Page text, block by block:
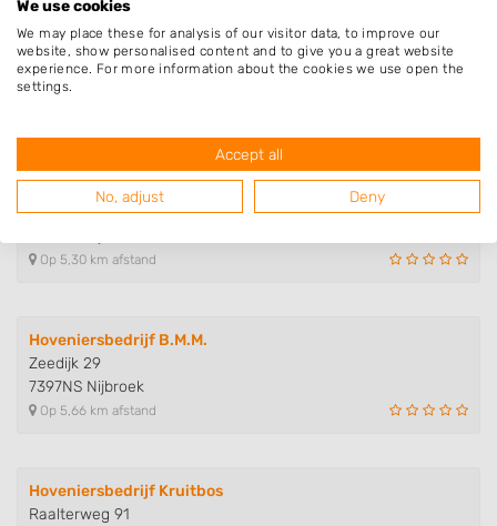
Guus Schutte Hovenier
de Wesenberg 4
8131TH Wijhe
Dujardinier
Scherpenzeelseweg 15
Op 5,30 km afstand
Hoveniersbedrijf B.M.M.
Zeedijk 29
7397NS Nijbroek
Op 5,66 km afstand
Hoveniersbedrijf Kruitbos
Raalterweg 91
We use cookies
We may place these for analysis of our visitor data, to improve our
website, show personalised content and to give you a great website
experience. For more information about the cookies we use open the
settings.
Accept all
No, adjust Deny